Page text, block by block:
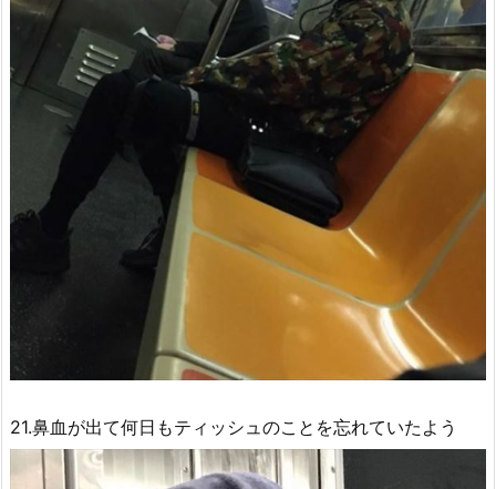
21.鼻血が出て何日もティッシュのことを忘れていたよう